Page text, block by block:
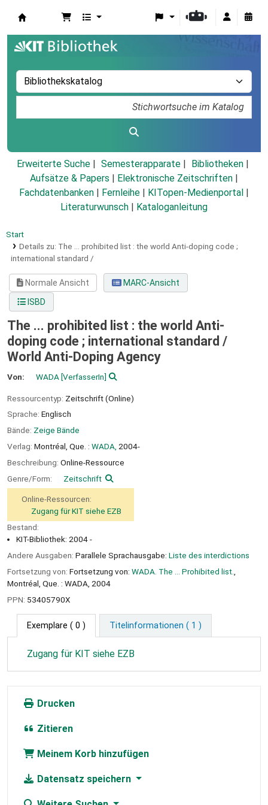
Erweiterte Suche Semesterapparate
Bibliotheken
Aufsätze & Papers
Elektronische Zeitschriften
Fachdatenbanken
Fernleihe KITopen-Medienportal
Literaturwunsch
Kataloganleitung
Start
Details zu: The ... prohibited list : the world Anti-doping code ;
international standard /
Normale Ansicht
MARC-Ansicht
ISBD
The ... prohibited list : the world Anti-
doping code ; international standard /
World Anti-Doping Agency
Von: WADA [VerfasserIn]
Ressourcentyp: Zeitschrift (Online)
Sprache: Englisch
Bände: Zeige Bände
Verlag: Montréal, Que. : WADA, 2004-
Beschreibung: Online-Ressource
Genre/Form:
Zeitschrift
Online-Ressourcen:
Zugang für KIT siehe EZB
Bestand:
KIT-Bibliothek: 2004 -
Andere Ausgaben: Parallele Sprachausgabe: Liste des interdictions
Fortsetzung von: Fortsetzung von: WADA. The ... Prohibited list.
Montréal, Que. : WADA, 2004
PPN: 53405790X
Exemplare ( 0 ) Titelinformationen ( 1 )
Zugang für KIT siehe EZB
Drucken
Zitieren
Meinem Korb hinzufügen
Datensatz speichern